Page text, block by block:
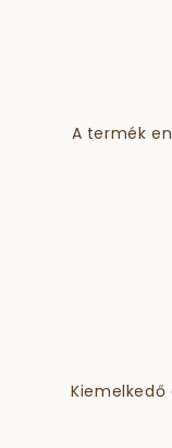
A termék
Kiemelkedő